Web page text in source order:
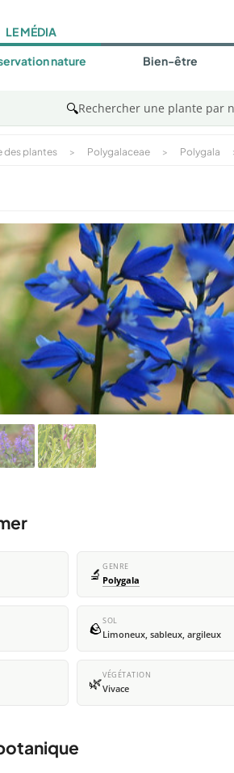
LE MÉDIA
nature Bien-être
🔍Rechercher une plante par
des plantes > Polygalaceae > Polygala
🔬 GENRE
Polygala
🪨SOL
Limoneux, sableux, argileux
🌿VÉGÉTATION
Vivace